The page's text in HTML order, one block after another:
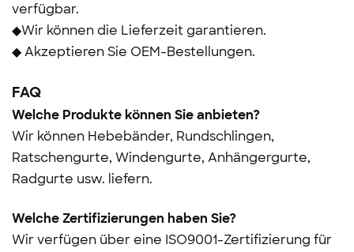
verfügbar.
◆Wir können die Lieferzeit garantieren.
◆ Akzeptieren Sie OEM-Bestellungen.
FAQ
Welche Produkte können Sie anbieten?
Wir können Hebebänder, Rundschlingen,
Ratschengurte, Windengurte, Anhängergurte,
Radgurte usw. liefern.
Welche Zertifizierungen haben Sie?
Wir verfügen über eine ISO9001-Zertifizierung für